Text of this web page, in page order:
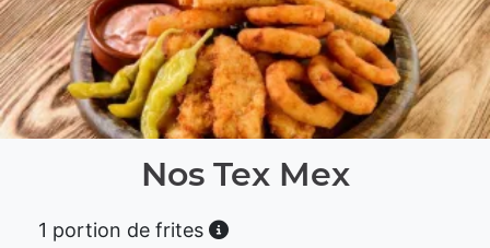
Nos Tex Mex
1 portion de frites